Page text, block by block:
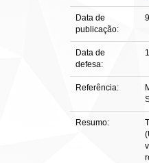
Data de
publicação:
Data de
defesa:
Referência:
Resumo: